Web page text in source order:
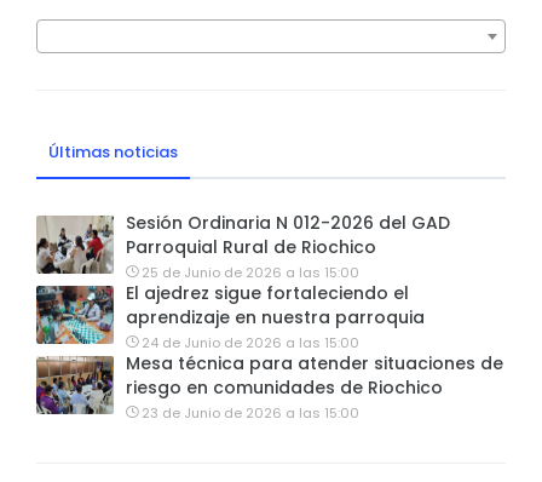
Últimas noticias
Sesión Ordinaria N 012-2026 del GAD
Parroquial Rural de Riochico
25 de Junio de 2026 a las 15:00
El ajedrez sigue fortaleciendo el
aprendizaje en nuestra parroquia
24 de Junio de 2026 a las 15:00
Mesa técnica para atender situaciones de
riesgo en comunidades de Riochico
23 de Junio de 2026 a las 15:00